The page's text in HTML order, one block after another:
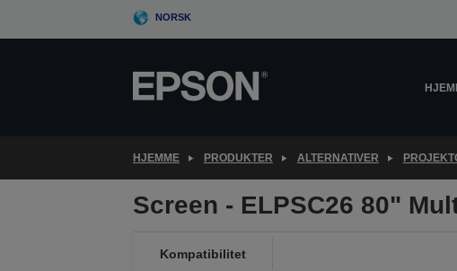
NORSK
HJEMME PRODUKTER ALTERNATIVER
Screen - ELPSC26 80"
Kompatibilitet